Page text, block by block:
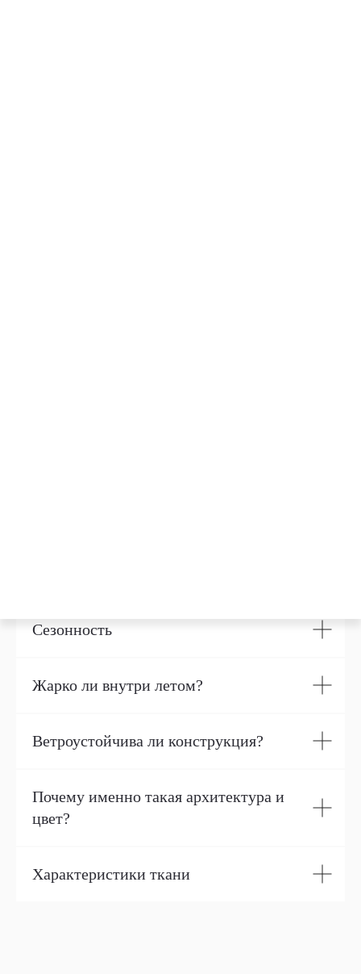
Сезонность
Жарко ли внутри летом?
Ветроустойчива ли конструкция?
Почему именно такая архитектура и
цвет?
Характеристики ткани